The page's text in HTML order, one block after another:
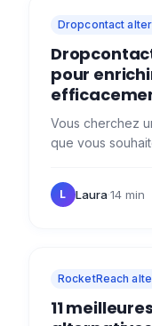
Dropcontact
pour
Vous cherchez
que vous
bien. Mais selon
L Laura·14 min
RocketReach
11